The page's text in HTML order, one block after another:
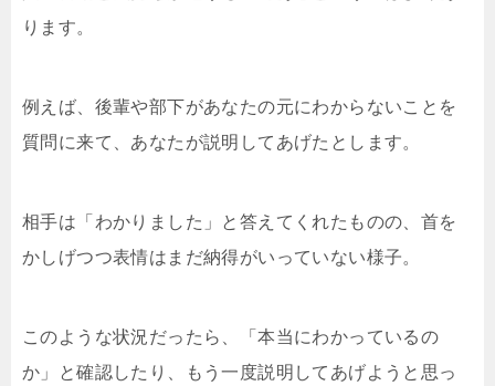
ります。
例えば、後輩や部下があなたの元にわからないことを
質問に来て、あなたが説明してあげたとします。
相手は「わかりました」と答えてくれたものの、首を
かしげつつ表情はまだ納得がいっていない様子。
このような状況だったら、「本当にわかっているの
か」と確認したり、もう一度説明してあげようと思っ